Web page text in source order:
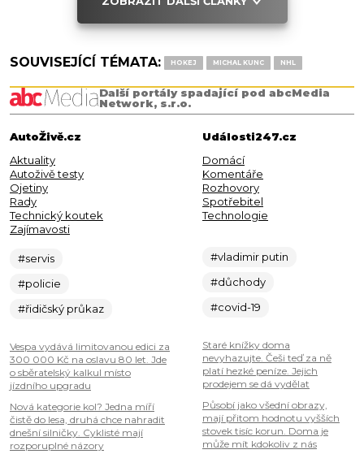
SOUVISEJÍCÍ TÉMATA: HOKEJ MICHAL KUNC NHL
Další portály spadající pod abcMedia
Network, s.r.o.
AutoŽivě.cz
Aktuality
Autoživě testy
Ojetiny
Rady
Technický koutek
Zajímavosti
#servis
#policie
#řidičský průkaz
Vespa vydává limitovanou edici za
300 000 Kč na oslavu 80 let. Jde
o sběratelský kalkul místo
jízdního upgradu
Nová kategorie kol? Jedna míří
čistě do lesa, druhá chce nahradit
dnešní silničky. Cyklisté mají
rozporuplné názory
Události247.cz
Domácí
Komentáře
Rozhovory
Spotřebitel
Technologie
#vladimir putin
#důchody
#covid-19
Staré knížky doma
nevyhazujte. Češi teď za ně
platí hezké peníze. Jejich
prodejem se dá vydělat
Působí jako všední obrazy,
mají přitom hodnotu vyšších
stovek tisíc korun. Doma je
může mít kdokoliv z nás